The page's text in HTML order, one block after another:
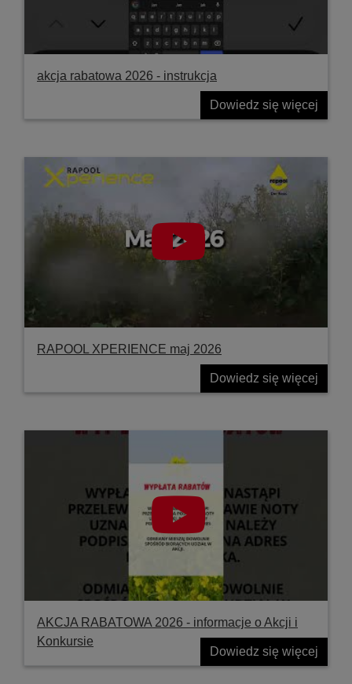
akcja rabatowa 2026 - instrukcja
Dowiedz się więcej
RAPOOL XPERIENCE maj 2026
Dowiedz się więcej
AKCJA RABATOWA 2026 - informacje o Akcji i
Konkursie
Dowiedz się więcej